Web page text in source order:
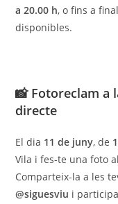
a 20.00 h, o fins a
disponibles.
📸 Fotoreclam a
directe
El dia 11 de juny, de
Vila i fes-te una foto
Comparteix-la a les
@siguesviu i